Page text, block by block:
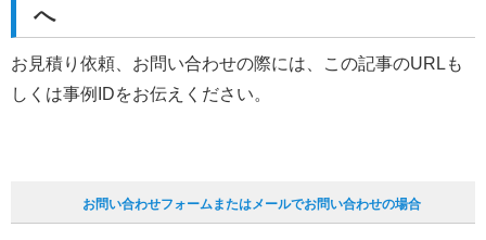
へ
お見積り依頼、お問い合わせの際には、この記事のURLも
しくは事例IDをお伝えください。
お問い合わせフォームまたはメールでお問い合わせの場合